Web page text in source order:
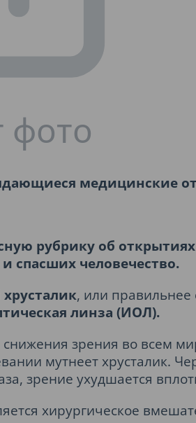
медицинские
рубрику об
спасших человечество.
, или правильнее
линза (ИОЛ).
снижения зрения во всем
мутнеет хрусталик.
зрение ухудшается
хирургическое